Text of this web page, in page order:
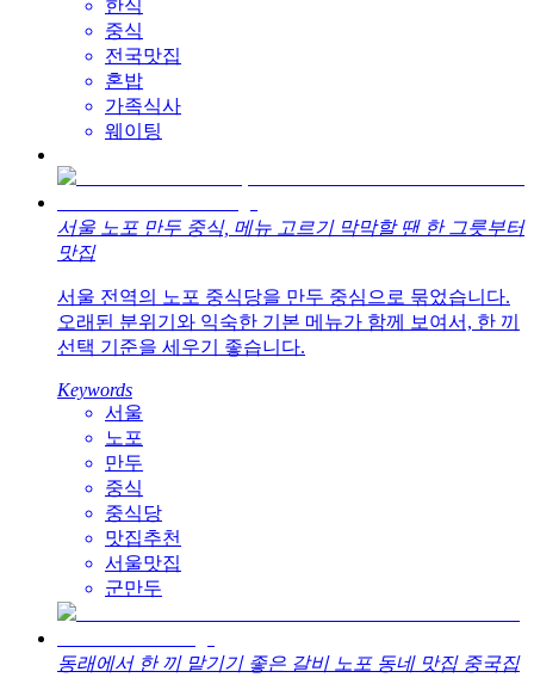
한식
중식
전국맛집
혼밥
가족식사
웨이팅
서울 노포 만두 중식, 메뉴 고르기 막막할 땐 한 그릇부터
맛집
서울 전역의 노포 중식당을 만두 중심으로 묶었습니다.
오래된 분위기와 익숙한 기본 메뉴가 함께 보여서, 한 끼
선택 기준을 세우기 좋습니다.
Keywords
서울
노포
만두
중식
중식당
맛집추천
서울맛집
군만두
동래에서 한 끼 맡기기 좋은 갈비 노포 동네 맛집 중국집